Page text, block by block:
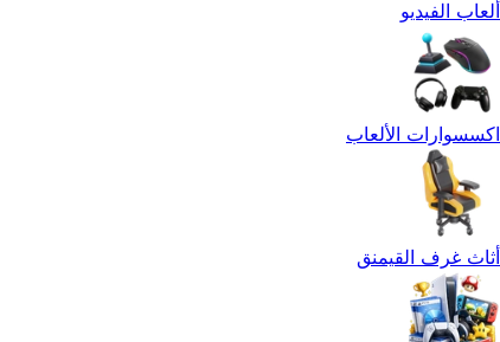
ألعاب الفيديو
اكسسوارات الألعاب
أثاث غرف القيمنق